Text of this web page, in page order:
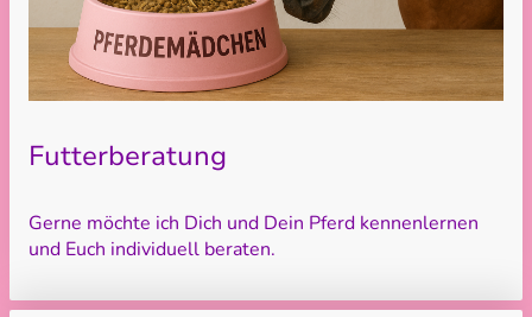
Futterberatung
Gerne möchte ich Dich und Dein Pferd kennenlernen
und Euch individuell beraten.